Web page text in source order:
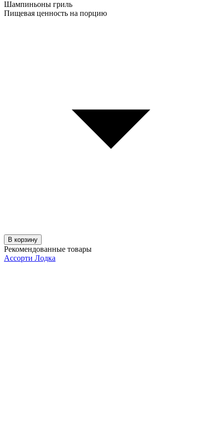
Шампиньоны гриль
Пищевая ценность на порцию
В корзину
Рекомендованные товары
Ассорти Лодка